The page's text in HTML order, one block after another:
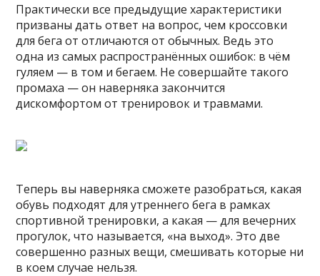
Практически все предыдущие характеристики
призваны дать ответ на вопрос, чем кроссовки
для бега от отличаются от обычных. Ведь это
одна из самых распространённых ошибок: в чём
гуляем — в том и бегаем. Не совершайте такого
промаха — он наверняка закончится
дискомфортом от тренировок и травмами.
Теперь вы наверняка сможете разобраться, какая
обувь подходят для утреннего бега в рамках
спортивной тренировки, а какая — для вечерних
прогулок, что называется, «на выход». Это две
совершенно разных вещи, смешивать которые ни
в коем случае нельзя.